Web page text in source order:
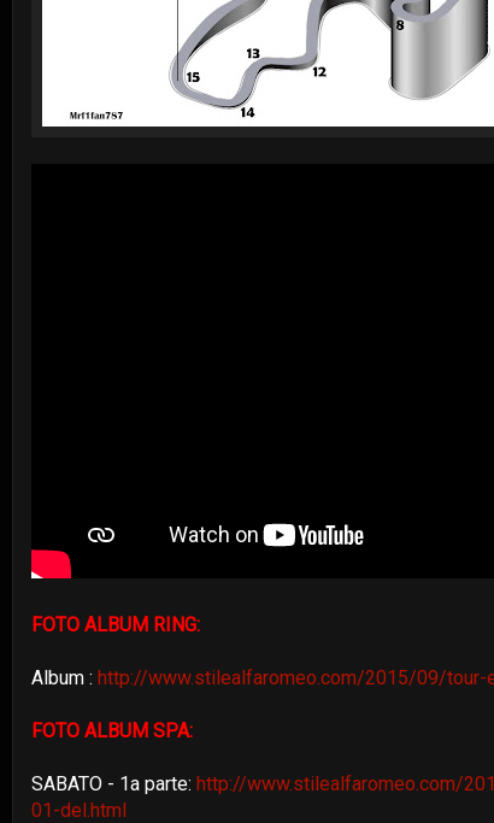
FOTO ALBUM RING:
Album : http://www.stilealfaromeo.com/2015/09/tour-
FOTO ALBUM SPA:
SABATO - 1a parte: http://www.stilealfaromeo.com/
01-del.html